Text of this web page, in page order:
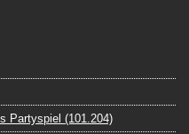
Partyspiel (101.204)